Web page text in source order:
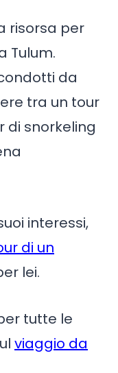
risorsa per
Tulum.
da
tra un tour
di snorkeling
interessi,
di un
lei.
tutte le
viaggio da